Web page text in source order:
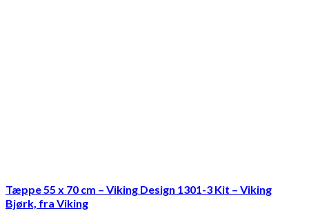
Tæppe 55 x 70 cm – Viking Design 1301-3 Kit – Viking
Bjørk, fra Viking